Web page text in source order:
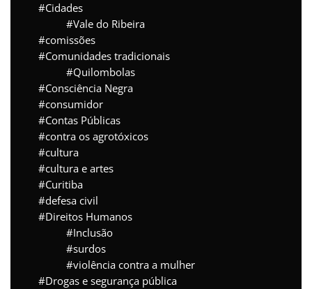
Cidades
Vale do Ribeira
comissões
Comunidades tradicionais
Quilombolas
Consciência Negra
consumidor
Contas Públicas
contra os agrotóxicos
cultura
cultura e artes
Curitiba
defesa civil
Direitos Humanos
Inclusão
surdos
violência contra a mulher
Drogas e segurança pública